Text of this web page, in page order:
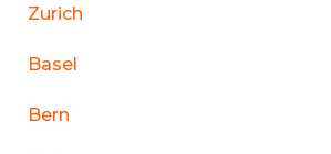
Zurich
Basel
Bern